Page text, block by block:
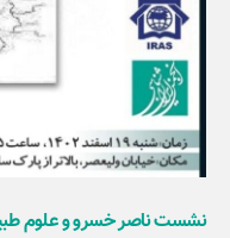
نشست ناصر خسرو و علوم